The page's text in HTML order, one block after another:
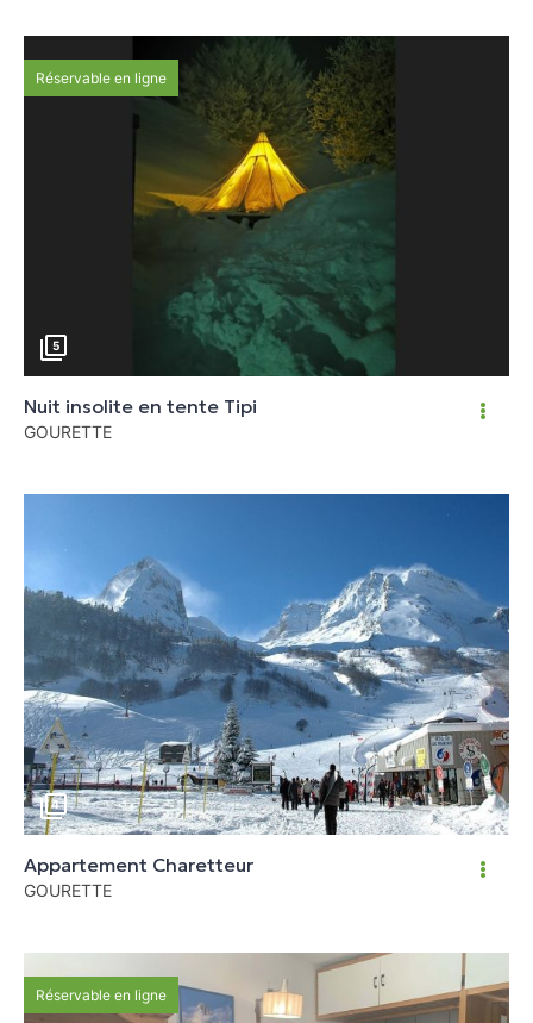
Réservable en ligne
5
Nuit insolite en tente Tipi
GOURETTE
4
Appartement Charetteur
GOURETTE
Réservable en ligne